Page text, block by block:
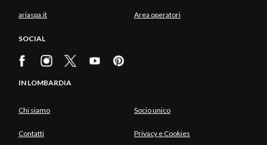
ariaspa.it Area operatori
SOCIAL
IN LOMBARDIA
Chi siamo Socio unico
Contatti Privacy e Cookies